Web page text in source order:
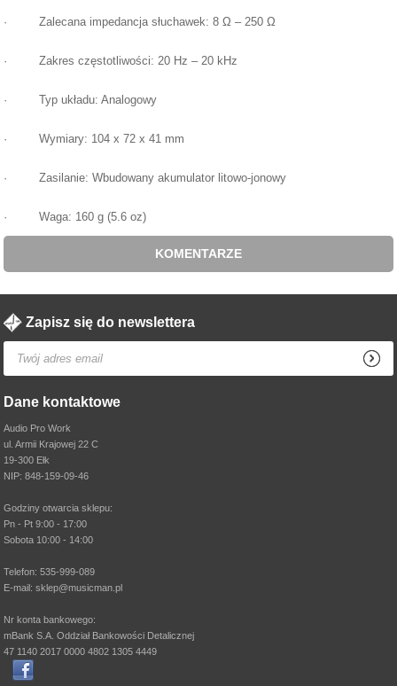
· Zalecana impedancja słuchawek: 8 Ω – 250 Ω
· Zakres częstotliwości: 20 Hz – 20 kHz
· Typ układu: Analogowy
· Wymiary: 104 x 72 x 41 mm
· Zasilanie: Wbudowany akumulator litowo-jonowy
· Waga: 160 g (5.6 oz)
KOMENTARZE
Zapisz się do newslettera
Dane kontaktowe
Audio Pro Work
ul. Armii Krajowej 22 C
19-300 Ełk
NIP: 848-159-09-46
Godziny otwarcia sklepu:
Pn - Pt 9:00 - 17:00
Sobota 10:00 - 14:00
Telefon: 535-999-089
E-mail: sklep@musicman.pl
Nr konta bankowego:
mBank S.A. Oddział Bankowości Detalicznej
47 1140 2017 0000 4802 1305 4449